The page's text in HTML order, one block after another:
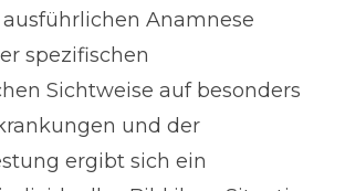
Anamnese
spezifischen
Sichtweise auf besonders
und der
ergibt sich ein